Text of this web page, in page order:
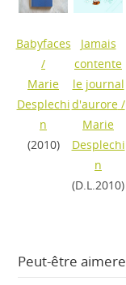
Babyfaces
/
Marie
Desplechi
n
(2010)
Jamais
contente
le journal
d'aurore/
Marie
Desplechi
n
(D.L.2010)
Peut-être